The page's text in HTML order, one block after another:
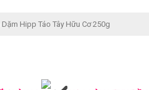
Dặm Hipp Táo Tây Hữu Cơ 250g